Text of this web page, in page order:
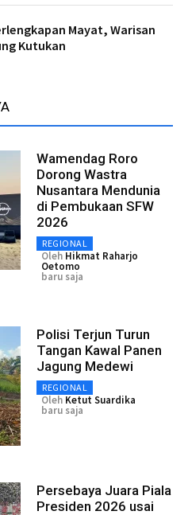
Mayat, Warisan
Kutukan
Wamendag Roro
Dorong Wastra
Nusantara Mendunia
di Pembukaan SFW
2026
REGIONAL
Oleh Hikmat Raharjo
Oetomo
baru saja
Polisi Terjun Turun
Tangan Kawal Panen
Jagung Medewi
REGIONAL
Oleh Ketut Suardika
baru saja
Persebaya Juara Piala
Presiden 2026 usai